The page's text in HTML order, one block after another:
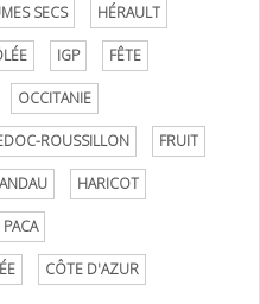
SECS HÉRAULT
IGP FÊTE
OCCITANIE
ROUSSILLON FRUIT
HARICOT
CÔTE D'AZUR